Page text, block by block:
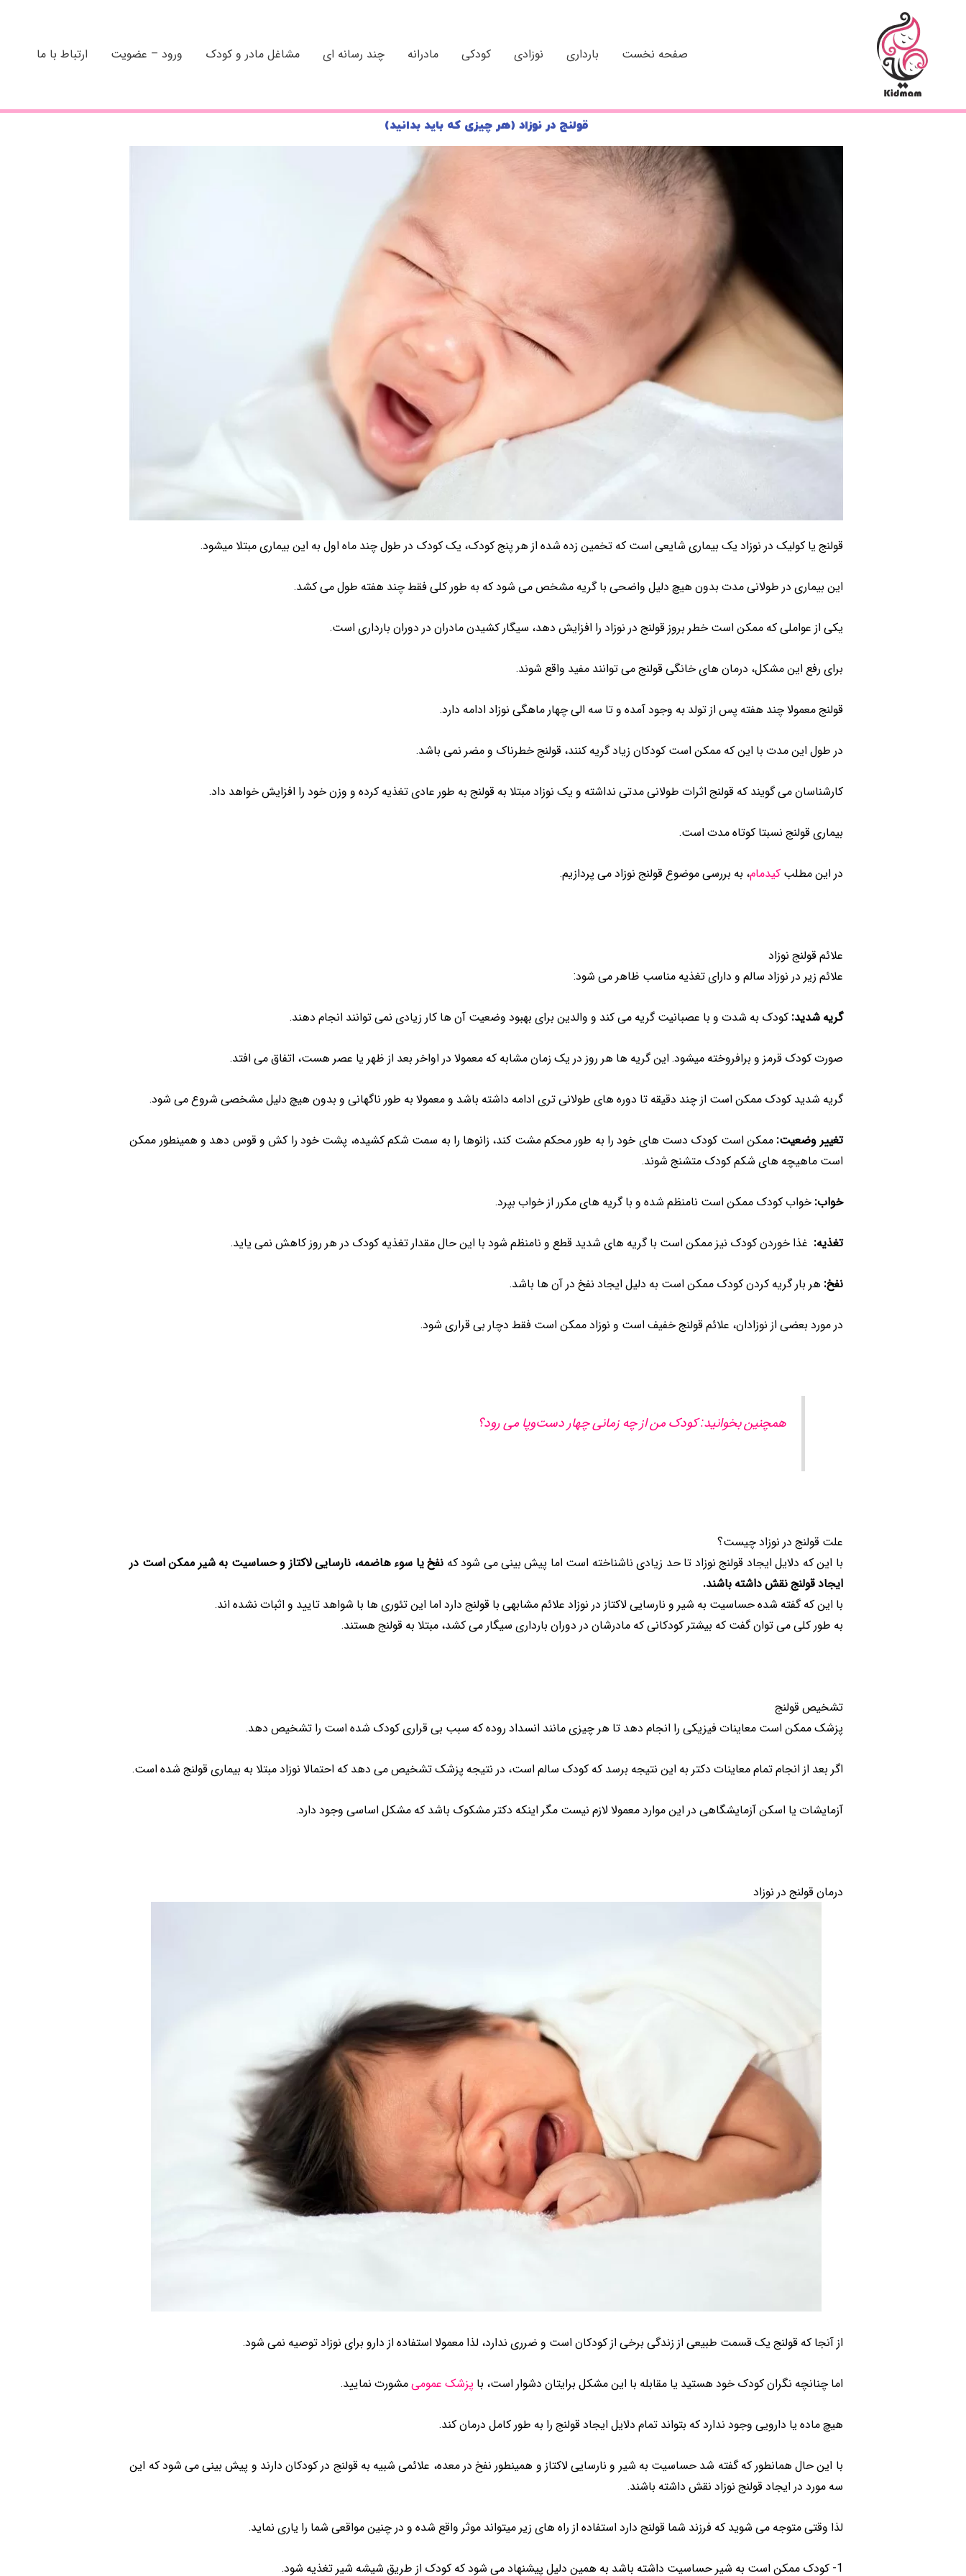
صفحه نخست بارداری نوزادی کودکی مادرانه چند رسانه ای مشاغل مادر و کودک ورود – عضویت ارتباط با ما
قولنج در نوزاد (هر چیزی که باید بدانید)
قولنج یا کولیک در نوزاد یک بیماری شایعی است که تخمین زده شده از هر پنج کودک، یک کودک در طول چند ماه اول به این بیماری مبتلا می­شود.
این بیماری در طولانی مدت بدون هیچ دلیل واضحی با گریه­ مشخص می­ شود که به طور کلی فقط چند هفته طول می کشد.
یکی از عواملی که ممکن است خطر بروز قولنج در نوزاد را افزایش دهد، سیگار کشیدن مادران در دوران بارداری است.
برای رفع این مشکل، درمان های خانگی قولنج می توانند مفید واقع شوند.
قولنج معمولا چند هفته پس از تولد به وجود آمده و تا سه الی چهار ماهگی نوزاد ادامه دارد.
در طول این مدت با این که ممکن است کودکان زیاد گریه کنند، قولنج خطرناک و مضر نمی باشد.
کارشناسان می گویند که قولنج اثرات طولانی مدتی نداشته و یک نوزاد مبتلا به قولنج به طور عادی تغذیه کرده و وزن خود را افزایش خواهد داد.
بیماری قولنج نسبتا کوتاه مدت است.
در این مطلبکیدمام، به بررسی موضوع قولنج نوزاد می پردازیم.
علائم قولنج نوزاد
علائم زیر در نوزاد سالم و دارای تغذیه مناسب ظاهر می شود:
گریه شدید: کودک به شدت و با عصبانیت گریه می کند و والدین برای بهبود وضعیت آن ها کار زیادی نمی توانند انجام دهند.
صورت کودک قرمز و برافروخته می­شود. این گریه ­ها هر روز در یک زمان مشابه که معمولا در اواخر بعد از ظهر یا عصر هست، اتفاق می افتد.
گریه شدید کودک ممکن است از چند دقیقه تا دوره­ های طولانی تری ادامه داشته باشد و معمولا به طور ناگهانی و بدون هیچ دلیل مشخصی شروع می شود.
تغییر وضعیت: ممکن است کودک دست ­های خود را به طور محکم مشت کند، زانوها را به سمت شکم کشیده، پشت خود را کش و قوس دهد و همینطور ممکن
است ماهیچه های شکم کودک متشنج شوند.
خواب: خواب کودک ممکن است نامنظم شده و با گریه های مکرر از خواب بپرد.
تغذیه: غذا خوردن کودک نیز ممکن است با گریه های شدید قطع و نامنظم شود با این حال مقدار تغذیه کودک در هر روز کاهش نمی یاید.
نفخ: هر بار گریه کردن کودک ممکن است به دلیل ایجاد نفخ در آن ها باشد.
در مورد بعضی از نوزادان، علائم قولنج خفیف است و نوزاد ممکن است فقط دچار بی قراری شود.
همچنین بخوانید: کودک من از چه زمانی چهار دست‌وپا می رود؟
علت قولنج در نوزاد چیست؟
با این که دلایل ایجاد قولنج نوزاد تا حد زیادی ناشناخته است اما پیش بینی می شود که نفخ یا سوء هاضمه، نارسایی لاکتاز و حساسیت به شیر ممکن است در
ایجاد قولنج نقش داشته باشند.
با این که گفته شده حساسیت به شیر و نارسایی لاکتاز در نوزاد علائم مشابهی با قولنج دارد اما این تئوری ها با شواهد تایید و اثبات نشده اند.
به طور کلی می توان گفت که بیشتر کودکانی که مادرشان در دوران بارداری سیگار می کشد، مبتلا به قولنج هستند.
تشخیص قولنج
پزشک ممکن است معاینات فیزیکی را انجام دهد تا هر چیزی مانند انسداد روده که سبب بی قراری کودک شده است را تشخیص دهد.
اگر بعد از انجام تمام معاینات دکتر به این نتیجه برسد که کودک سالم است، در نتیجه پزشک تشخیص می دهد که احتمالا نوزاد مبتلا به بیماری قولنج شده است.
آزمایشات یا اسکن آزمایشگاهی در این موارد معمولا لازم نیست مگر اینکه دکتر مشکوک باشد که مشکل اساسی وجود دارد.
درمان قولنج در نوزاد
از آنجا که قولنج یک قسمت طبیعی از زندگی برخی از کودکان است و ضرری ندارد، لذا معمولا استفاده از دارو برای نوزاد توصیه نمی شود.
اما چنانچه نگران کودک خود هستید یا مقابله با این مشکل برایتان دشوار است، با پزشک عمومی مشورت نمایید.
هیچ ماده یا دارویی وجود ندارد که بتواند تمام دلایل ایجاد قولنج را به طور کامل درمان کند.
با این حال همانطور که گفته شد حساسیت به شیر و نارسایی لاکتاز و همینطور نفخ در معده، علائمی شبیه به قولنج در کودکان دارند و پیش بینی می شود که این
سه مورد در ایجاد قولنج نوزاد نقش داشته باشند.
لذا وقتی متوجه می شوید که فرزند شما قولنج دارد استفاده از راه های زیر میتواند موثر واقع شده و در چنین مواقعی شما را یاری نماید.
1- کودک ممکن است به شیر حساسیت داشته باشد به همین دلیل پیشنهاد می شود که کودک از طریق شیشه شیر تغذیه شود.